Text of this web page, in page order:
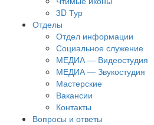
3D Тур
Отделы
Отдел информации
Социальное служение
МЕДИА — Видеостудия
МЕДИА — Звукостудия
Мастерские
Вакансии
Контакты
Вопросы и ответы